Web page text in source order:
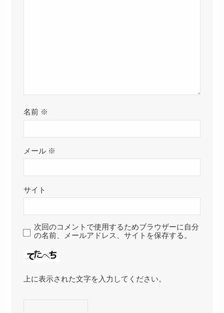
名前 ※
メール ※
サイト
次回のコメントで使用するためブラウザーに自分
の名前、メールアドレス、サイトを保存する。
上に表示された文字を入力してください。